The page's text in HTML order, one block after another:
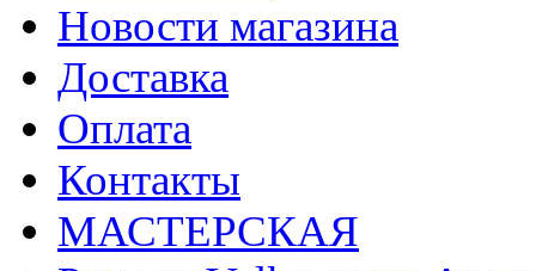
Новости магазина
Доставка
Оплата
Контакты
МАСТЕРСКАЯ